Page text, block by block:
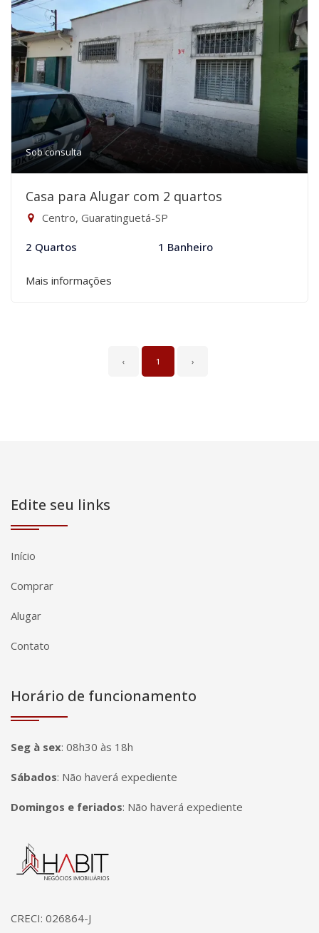
Sob consulta
Casa para Alugar com 2 quartos
Centro, Guaratinguetá-SP
2 Quartos 1 Banheiro
Mais informações
‹ 1 ›
Edite seu links
Início
Comprar
Alugar
Contato
Horário de funcionamento
Seg à sex: 08h30 às 18h
Sábados: Não haverá expediente
Domingos e feriados: Não haverá expediente
Página inicial
CRECI: 026864-J